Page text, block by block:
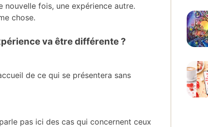
fois, une expérience autre.
chose.
va être différente ?
de ce qui se présentera sans
pas ici des cas qui concernent ceux